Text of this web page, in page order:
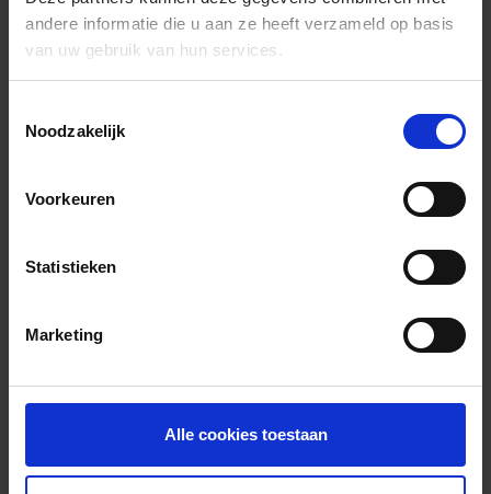
andere informatie die u aan ze heeft verzameld op basis
van uw gebruik van hun services.
Noodzakelijk
Voorkeuren
Statistieken
Marketing
Alle cookies toestaan